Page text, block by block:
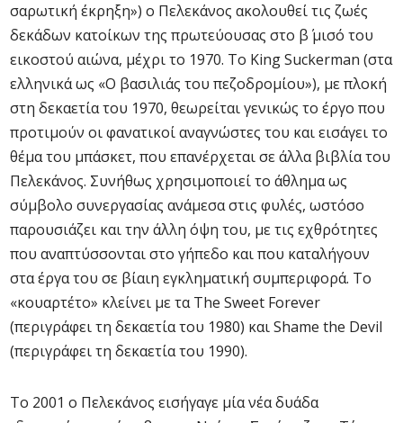
σαρωτική έκρηξη») ο Πελεκάνος ακολουθεί τις ζωές
δεκάδων κατοίκων της πρωτεύουσας στο β΄ μισό του
εικοστού αιώνα, μέχρι το 1970. Το King Suckerman (στα
ελληνικά ως «Ο βασιλιάς του πεζοδρομίου»), με πλοκή
στη δεκαετία του 1970, θεωρείται γενικώς το έργο που
προτιμούν οι φανατικοί αναγνώστες του και εισάγει το
θέμα του μπάσκετ, που επανέρχεται σε άλλα βιβλία του
Πελεκάνος. Συνήθως χρησιμοποιεί το άθλημα ως
σύμβολο συνεργασίας ανάμεσα στις φυλές, ωστόσο
παρουσιάζει και την άλλη όψη του, με τις εχθρότητες
που αναπτύσσονται στο γήπεδο και που καταλήγουν
στα έργα του σε βίαιη εγκληματική συμπεριφορά. Το
«κουαρτέτο» κλείνει με τα The Sweet Forever
(περιγράφει τη δεκαετία του 1980) και Shame the Devil
(περιγράφει τη δεκαετία του 1990).
Το 2001 ο Πελεκάνος εισήγαγε μία νέα δυάδα